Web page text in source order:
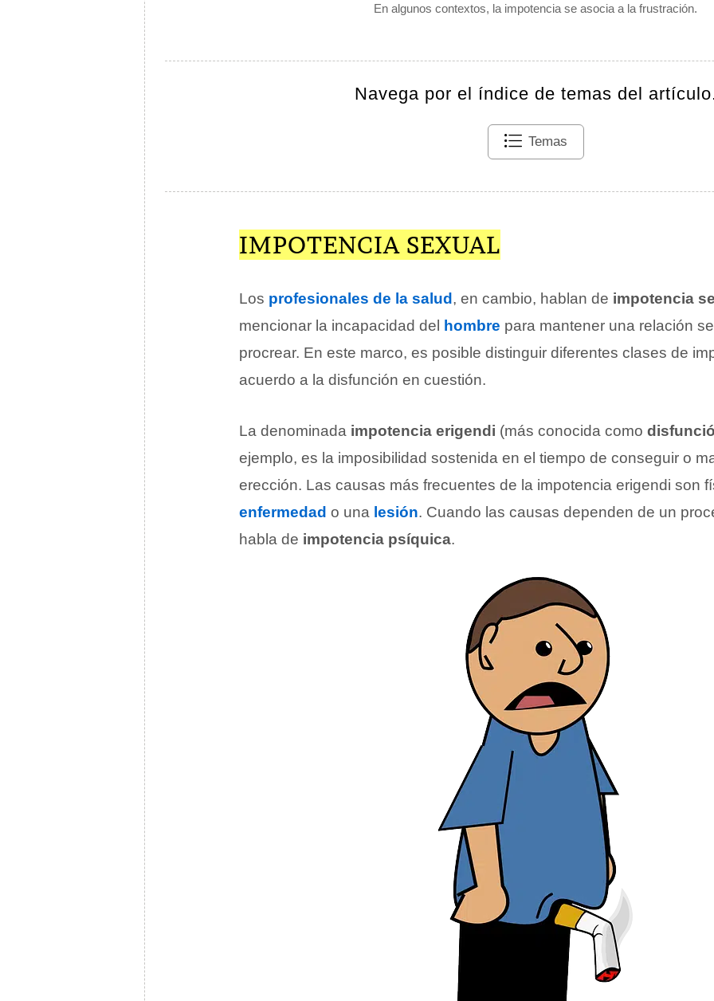
En algunos contextos, la impotencia se asocia a la frustración.
Navega por el índice de temas del
Temas
IMPOTENCIA SEXUAL
Los profesionales de la salud , en cambio, hablan de impotencia
mencionar la incapacidad del
hombre para mantener una relación
procrear. En este marco, es posible distinguir diferentes clases de
acuerdo a la disfunción en cuestión.
La denominada impotencia erigendi (más conocida como
ejemplo, es la imposibilidad sostenida en el tiempo de conseguir o
erección. Las causas más frecuentes de la impotencia erigendi son
enfermedad o una lesión. Cuando las causas dependen de un
habla de impotencia psíquica.